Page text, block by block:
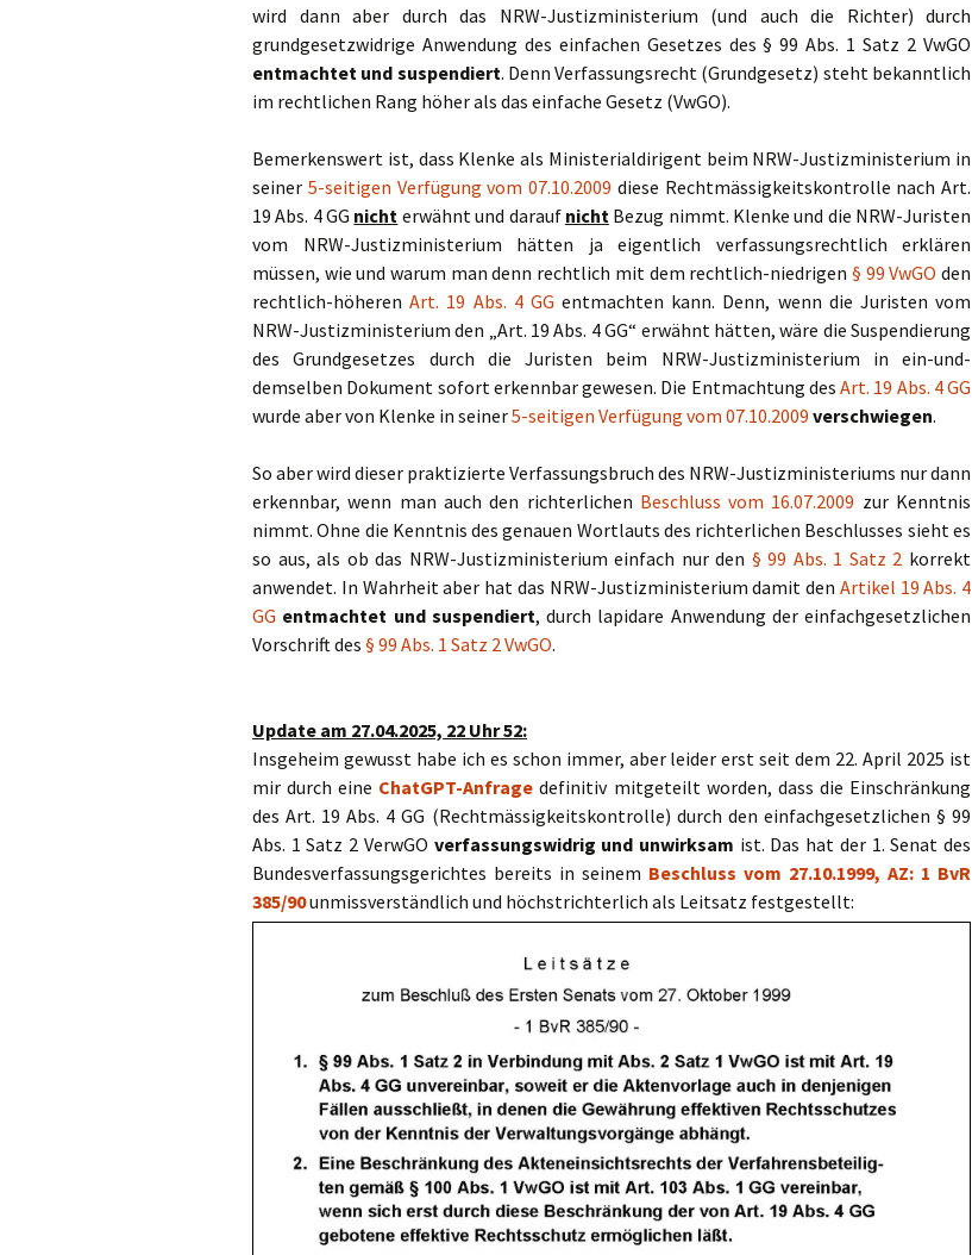
wird dann aber durch das NRW-Justizministerium (und auch die Richter) durch
grundgesetzwidrige Anwendung des einfachen Gesetzes des § 99 Abs. 1 Satz 2 VwGO
entmachtet und suspendiert. Denn Verfassungsrecht (Grundgesetz) steht bekanntlich
im rechtlichen Rang höher als das einfache Gesetz (VwGO).
Bemerkenswert ist, dass Klenke als Ministerialdirigent beim NRW-Justizministerium in
seiner 5-seitigen Verfügung vom 07.10.2009 diese Rechtmässigkeitskontrolle nach Art.
19 Abs. 4 GG nicht erwähnt und darauf nicht Bezug nimmt. Klenke und die NRW-Juristen
vom NRW-Justizministerium hätten ja eigentlich verfassungsrechtlich erklären
müssen, wie und warum man denn rechtlich mit dem rechtlich-niedrigen § 99 VwGO den
rechtlich-höherenArt. 19 Abs. 4 GG entmachten kann. Denn, wenn die Juristen vom
NRW-Justizministerium den „Art. 19 Abs. 4 GG“ erwähnt hätten, wäre die Suspendierung
des Grundgesetzes durch die Juristen beim NRW-Justizministerium in ein-und-
demselben Dokument sofort erkennbar gewesen. Die Entmachtung des Art. 19 Abs. 4 GG
wurde aber von Klenke in seiner5-seitigen Verfügung vom 07.10.2009 verschwiegen.
So aber wird dieser praktizierte Verfassungsbruch des NRW-Justizministeriums nur dann
erkennbar, wenn man auch den richterlichen Beschluss vom 16.07.2009 zur Kenntnis
nimmt. Ohne die Kenntnis des genauen Wortlauts des richterlichen Beschlusses sieht es
so aus, als ob das NRW-Justizministerium einfach nur den § 99 Abs. 1 Satz 2 korrekt
anwendet. In Wahrheit aber hat das NRW-Justizministerium damit den Artikel 19 Abs. 4
GG entmachtet und suspendiert, durch lapidare Anwendung der einfachgesetzlichen
Vorschrift des § 99 Abs. 1 Satz 2 VwGO.
Update am 27.04.2025, 22 Uhr 52:
Insgeheim gewusst habe ich es schon immer, aber leider erst seit dem 22. April 2025 ist
mir durch eine ChatGPT-Anfrage definitiv mitgeteilt worden, dass die Einschränkung
des Art. 19 Abs. 4 GG (Rechtmässigkeitskontrolle) durch den einfachgesetzlichen § 99
Abs. 1 Satz 2 VerwGO verfassungswidrig und unwirksam ist. Das hat der 1. Senat des
Bundesverfassungsgerichtes bereits in seinem Beschluss vom 27.10.1999, AZ: 1 BvR
385/90unmissverständlich und höchstrichterlich als Leitsatz festgestellt: